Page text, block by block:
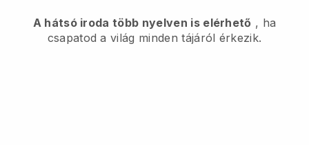
A hátsó iroda több nyelven is elérhető , ha
csapatod a világ minden tájáról érkezik.